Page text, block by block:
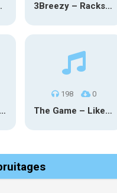
3Breezy – Racks On You
Terra Sabi – Boy Game X Marcia Cruz
198 0
The Game – Like Father Like Daughter